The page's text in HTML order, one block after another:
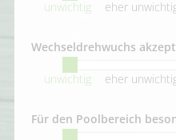
unwichtig eher
Wechseldrehwuchs
unwichtig eher
Für den Poolbereich